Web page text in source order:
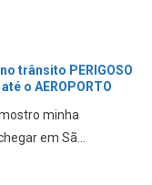
trânsito PERIGOSO
o AEROPORTO
minha
em Sã...